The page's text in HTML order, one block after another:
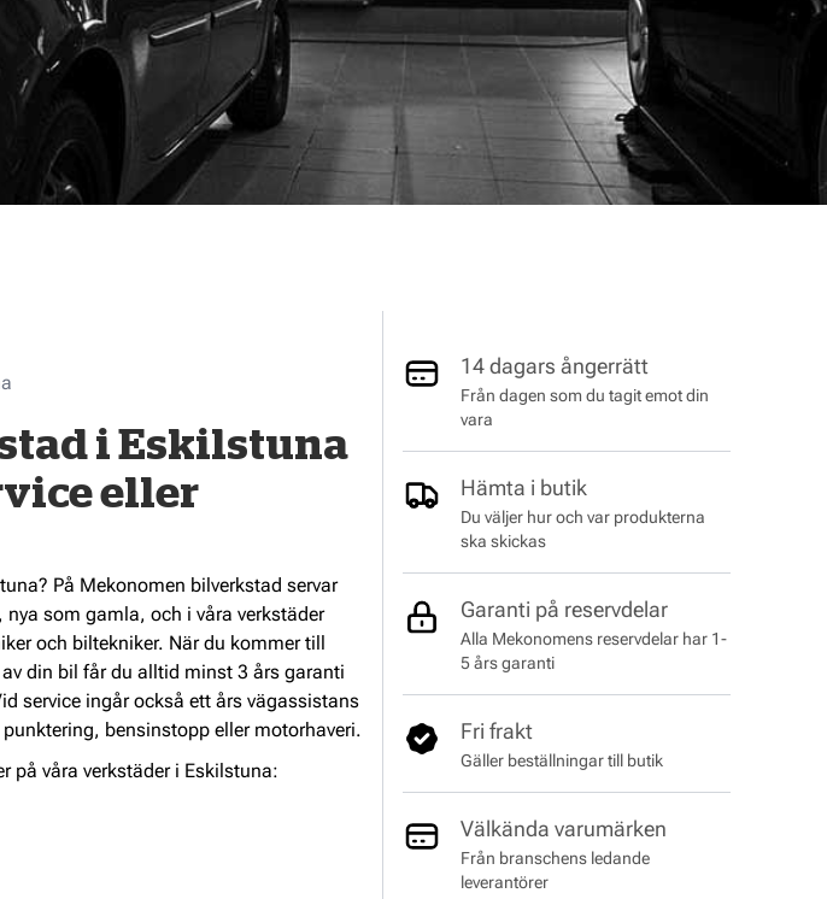
i Eskilstuna
eller
På Mekonomen bilverkstad servar
som gamla, och i våra verkstäder
och biltekniker. När du kommer till
din bil får du alltid minst 3 års garanti
service ingår också ett års vägassistans
bensinstopp eller motorhaveri.
på våra verkstäder i Eskilstuna:
14 dagars ångerrätt
Från dagen som du tagit emot din
vara
Hämta i butik
Du väljer hur och var produkterna
ska skickas
Garanti på reservdelar
Alla Mekonomens reservdelar har 1-
5 års garanti
Fri frakt
Gäller beställningar till butik
Välkända varumärken
Från branschens ledande
leverantörer